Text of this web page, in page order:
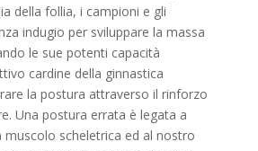
della follia, i campioni e gli
indugio per sviluppare la massa
le sue potenti capacità
cardine della ginnastica
la postura attraverso il rinforzo
Una postura errata è legata a
scheletrica ed al nostro